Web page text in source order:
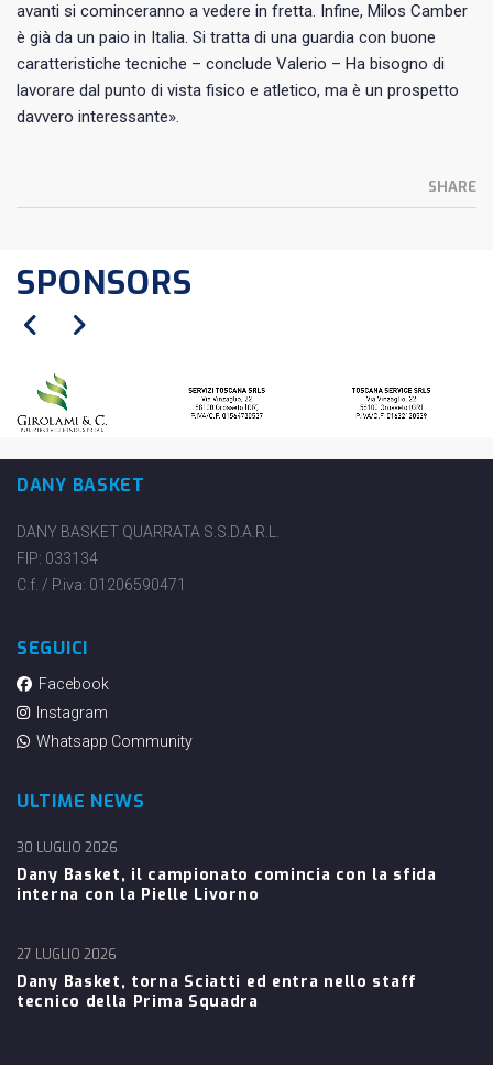
avanti si cominceranno a vedere in fretta. Infine, Milos Camber
è già da un paio in Italia. Si tratta di una guardia con buone
caratteristiche tecniche – conclude Valerio – Ha bisogno di
lavorare dal punto di vista fisico e atletico, ma è un prospetto
davvero interessante».
SHARE
SPONSORS
DANY BASKET
DANY BASKET QUARRATA S.S.D.A.R.L.
FIP: 033134
C.f. / P.iva: 01206590471
SEGUICI
Facebook
Instagram
Whatsapp Community
ULTIME NEWS
Dany Basket, il campionato comincia con la sfida
interna con la Pielle Livorno
30 LUGLIO 2026
Dany Basket, torna Sciatti ed entra nello staff
tecnico della Prima Squadra
27 LUGLIO 2026